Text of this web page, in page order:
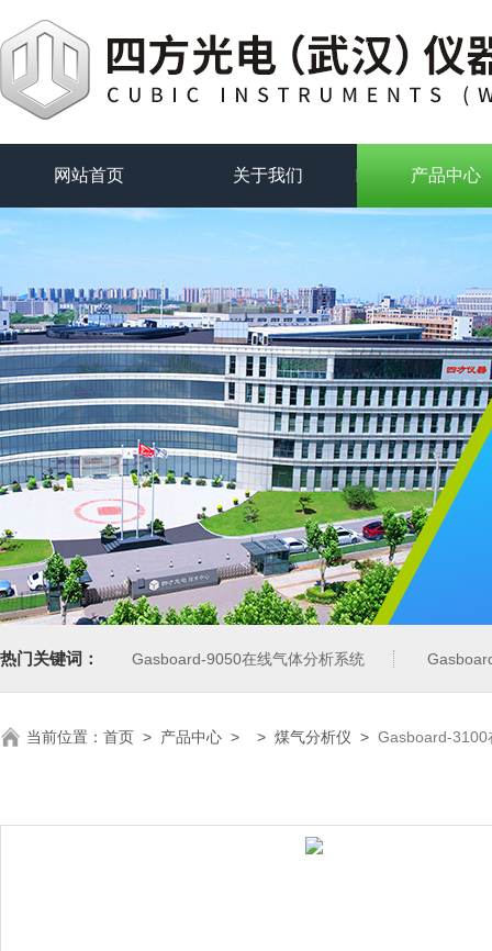
网站首页 关于我们 产品中心
热门关键词： Gasboard-9050在线气体分析系统
当前位置： 首页 > 产品中心 > > 煤气分析仪 > Gasboard-3100